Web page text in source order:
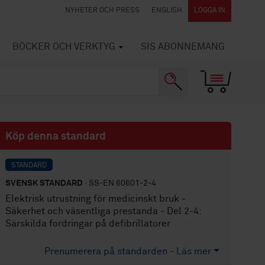
NYHETER OCH PRESS ENGLISH LOGGA IN
BÖCKER OCH VERKTYG SIS ABONNEMANG
Köp denna standard
STANDARD
SVENSK STANDARD · SS-EN 60601-2-4
Elektrisk utrustning för medicinskt bruk -
Säkerhet och väsentliga prestanda - Del 2-4:
Särskilda fordringar på defibrillatorer
Prenumerera på standarden - Läs mer